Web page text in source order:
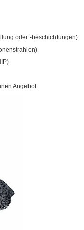
oder -beschichtungen)
Angebot.